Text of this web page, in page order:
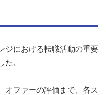
ジにおける転職活動の重要
た。
オファーの評価まで、各ス